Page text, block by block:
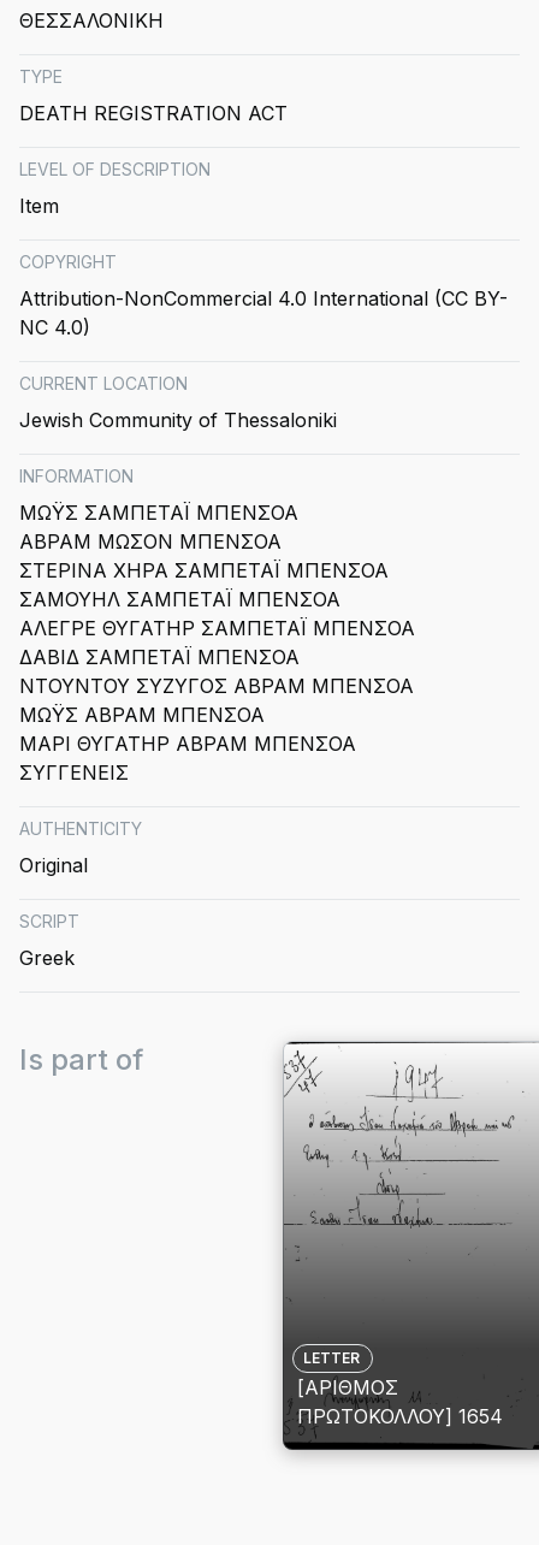
ΘΕΣΣΑΛΟΝΙΚΗ
TYPE
DEATH REGISTRATION ACT
LEVEL OF DESCRIPTION
Item
COPYRIGHT
Attribution-NonCommercial 4.0 International (CC BY-
NC 4.0)
CURRENT LOCATION
Jewish Community of Thessaloniki
INFORMATION
ΜΩΫΣ ΣΑΜΠΕΤΑΪ ΜΠΕΝΣΟΑ
ΑΒΡΑΜ ΜΩΣΟΝ ΜΠΕΝΣΟΑ
ΣΤΕΡΙΝΑ ΧΗΡΑ ΣΑΜΠΕΤΑΪ ΜΠΕΝΣΟΑ
ΣΑΜΟΥΗΛ ΣΑΜΠΕΤΑΪ ΜΠΕΝΣΟΑ
ΑΛΕΓΡΕ ΘΥΓΑΤΗΡ ΣΑΜΠΕΤΑΪ ΜΠΕΝΣΟΑ
ΔΑΒΙΔ ΣΑΜΠΕΤΑΪ ΜΠΕΝΣΟΑ
ΝΤΟΥΝΤΟΥ ΣΥΖΥΓΟΣ ΑΒΡΑΜ ΜΠΕΝΣΟΑ
ΜΩΫΣ ΑΒΡΑΜ ΜΠΕΝΣΟΑ
ΜΑΡΙ ΘΥΓΑΤΗΡ ΑΒΡΑΜ ΜΠΕΝΣΟΑ
ΣΥΓΓΕΝΕΙΣ
AUTHENTICITY
Original
SCRIPT
Greek
Is part of
LETTER
[ΑΡΙΘΜΟΣ
ΠΡΩΤΟΚΟΛΛΟΥ] 1654
View